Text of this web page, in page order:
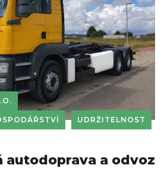
UDRŽITELNOST
autodoprava a odvoz